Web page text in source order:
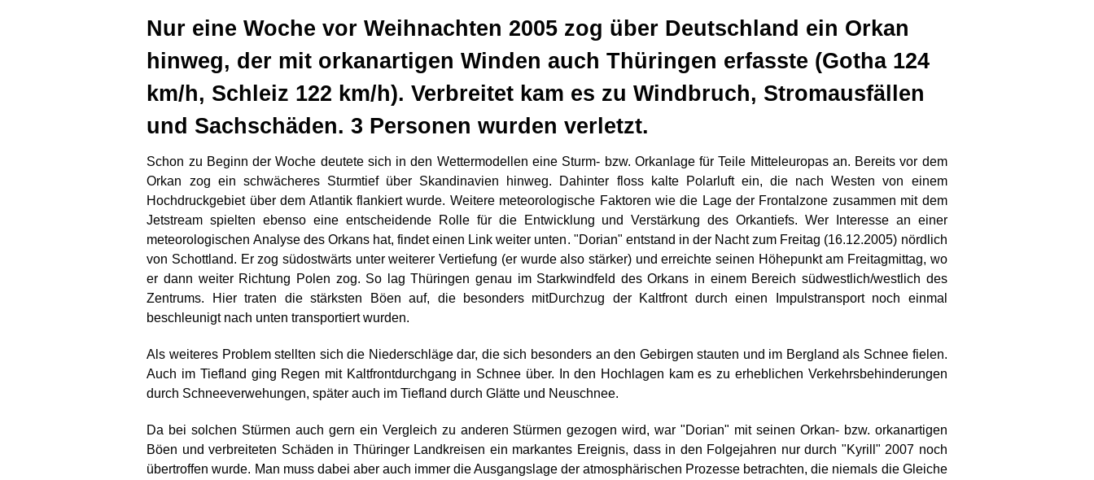
Nur eine Woche vor Weihnachten 2005 zog über Deutschland ein Orkan
hinweg, der mit orkanartigen Winden auch Thüringen erfasste (Gotha 124
km/h, Schleiz 122 km/h). Verbreitet kam es zu Windbruch, Stromausfällen
und Sachschäden. 3 Personen wurden verletzt.
Schon zu Beginn der Woche deutete sich in den Wettermodellen eine Sturm- bzw. Orkanlage für Teile Mitteleuropas an. Bereits vor dem
Orkan zog ein schwächeres Sturmtief über Skandinavien hinweg. Dahinter floss kalte Polarluft ein, die nach Westen von einem
Hochdruckgebiet über dem Atlantik flankiert wurde. Weitere meteorologische Faktoren wie die Lage der Frontalzone zusammen mit dem
Jetstream spielten ebenso eine entscheidende Rolle für die Entwicklung und Verstärkung des Orkantiefs. Wer Interesse an einer
meteorologischen Analyse des Orkans hat, findet einen Link weiter unten. "Dorian" entstand in der Nacht zum Freitag (16.12.2005) nördlich
von Schottland. Er zog südostwärts unter weiterer Vertiefung (er wurde also stärker) und erreichte seinen Höhepunkt am Freitagmittag, wo
er dann weiter Richtung Polen zog. So lag Thüringen genau im Starkwindfeld des Orkans in einem Bereich südwestlich/westlich des
Zentrums. Hier traten die stärksten Böen auf, die besonders mitDurchzug der Kaltfront durch einen Impulstransport noch einmal
beschleunigt nach unten transportiert wurden.
Als weiteres Problem stellten sich die Niederschläge dar, die sich besonders an den Gebirgen stauten und im Bergland als Schnee fielen.
Auch im Tiefland ging Regen mit Kaltfrontdurchgang in Schnee über. In den Hochlagen kam es zu erheblichen Verkehrsbehinderungen
durch Schneeverwehungen, später auch im Tiefland durch Glätte und Neuschnee.
Da bei solchen Stürmen auch gern ein Vergleich zu anderen Stürmen gezogen wird, war "Dorian" mit seinen Orkan- bzw. orkanartigen
Böen und verbreiteten Schäden in Thüringer Landkreisen ein markantes Ereignis, dass in den Folgejahren nur durch "Kyrill" 2007 noch
übertroffen wurde. Man muss dabei aber auch immer die Ausgangslage der atmosphärischen Prozesse betrachten, die niemals die Gleiche